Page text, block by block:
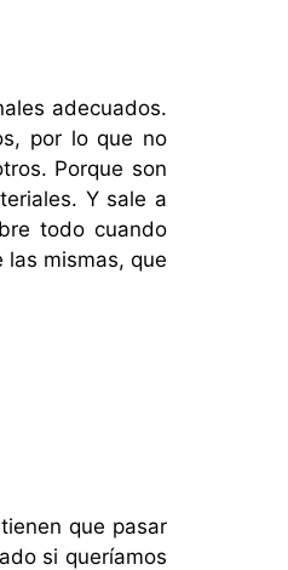
adecuados.
por lo que no
Porque son
Y sale a
todo cuando
mismas, que
que pasar
si queríamos